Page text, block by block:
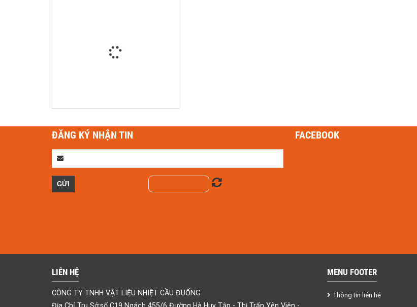
ĐĂNG KÝ NHẬN TIN FACEBOOK
LIÊN HỆ
CÔNG TY TNHH VẬT LIỆU NHIỆT CẦU ĐUỐNG
MENU FOOTER
Thông tin liên hệ